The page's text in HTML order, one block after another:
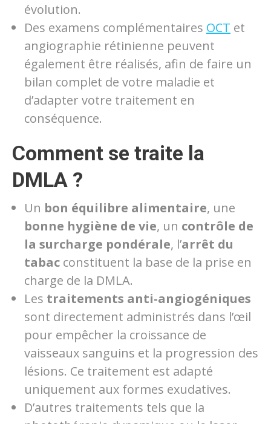
évolution.
Des examens complémentaires OCT et
angiographie rétinienne peuvent
également être réalisés, afin de faire un
bilan complet de votre maladie et
d’adapter votre traitement en
conséquence.
Comment se traite la
DMLA ?
Un bon équilibre alimentaire, une
bonne hygiène de vie, un contrôle de
la surcharge pondérale, l’arrêt du
tabac constituent la base de la prise en
charge de la DMLA.
Les traitements anti-angiogéniques
sont directement administrés dans l’œil
pour empêcher la croissance de
vaisseaux sanguins et la progression des
lésions. Ce traitement est adapté
uniquement aux formes exudatives.
D’autres traitements tels que la